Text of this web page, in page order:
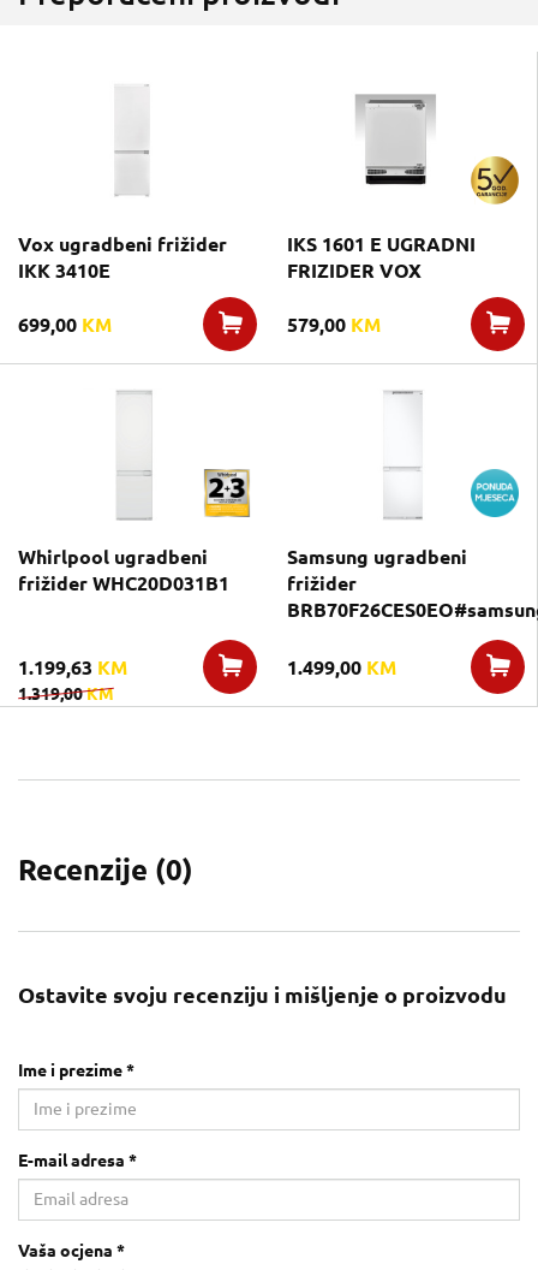
Vox ugradbeni frižider
IKK 3410E
699,00 KM
IKS 1601 E UGRADNI
FRIZIDER VOX
579,00 KM
Whirlpool ugradbeni
frižider WHC20D031B1
1.199,63 KM
1.319,00KM
Samsung ugradbeni
frižider
1.499,00 KM
Recenzije (0)
Ostavite svoju recenziju i mišljenje o proizvodu
Ime i prezime *
E-mail adresa *
Vaša ocjena *